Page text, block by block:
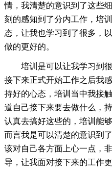
情，我清楚的意识到了这些
刻的感知到了分内工作，培
态，让我也学习到了很多，
做的更好的。
培训是可以让我学习到
接下来正式开始工作之后我
持好的心态，培训当中我接
道自己接下来要去做什么，
认真去搞好这些的，培训能
而言我是可以清楚的意识到
该对自己各方面上心一点，
导，让我面对接下来的工作